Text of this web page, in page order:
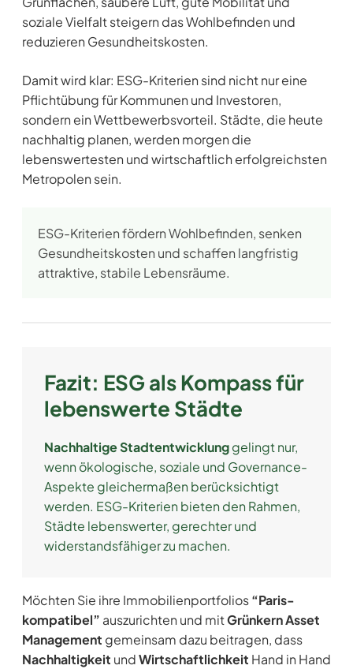
soziale Vielfalt steigern das Wohlbefinden und
reduzieren Gesundheitskosten.
Damit wird klar: ESG-Kriterien sind nicht nur eine
Pflichtübung für Kommunen und Investoren,
sondern ein Wettbewerbsvorteil. Städte, die heute
nachhaltig planen, werden morgen die
lebenswertesten und wirtschaftlich erfolgreichsten
Metropolen sein.
ESG-Kriterien fördern Wohlbefinden, senken
Gesundheitskosten und schaffen langfristig
attraktive, stabile Lebensräume.
Fazit: ESG als Kompass für
lebenswerte Städte
Nachhaltige Stadtentwicklunggelingt nur,
wenn ökologische, soziale und Governance-
Aspekte gleichermaßen berücksichtigt
werden. ESG-Kriterien bieten den Rahmen,
Städte lebenswerter, gerechter und
widerstandsfähiger zu machen.
Möchten Sie ihre Immobilienportfolios“Paris-
kompatibel” auszurichten und mitGrünkern Asset
Management gemeinsam dazu beitragen, dass
Nachhaltigkeit undWirtschaftlichkeit Hand in Hand